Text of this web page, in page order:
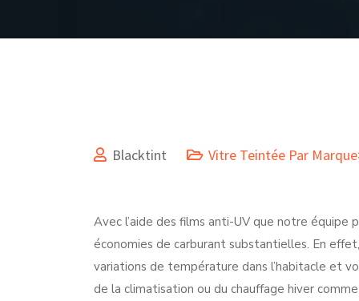
Blacktint Vitre Teintée Par
Avec l’aide des films anti-UV que notre équipe
économies de carburant substantielles. En
variations de température dans l’habitacle et
de la climatisation ou du chauffage hiver